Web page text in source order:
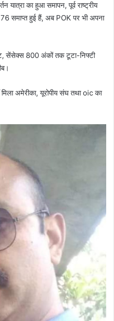
यात्रा का हुआ समापन, पूर्व राष्ट्रीय
समाप्त हुई हैं, अब POK पर भी अपना
सेंसेक्स 800 अंकों तक टूटा-निफ्टी
अमेरीका, यूरोपीय संघ तथा oic का